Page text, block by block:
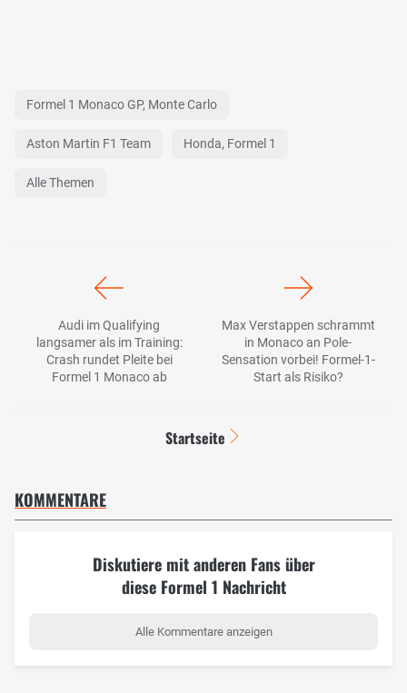
Formel 1 Monaco GP, Monte Carlo
Aston Martin F1 Team Honda, Formel 1
Alle Themen
Audi im Qualifying
langsamer als im Training:
Crash rundet Pleite bei
Formel 1 Monaco ab
Max Verstappen schrammt
in Monaco an Pole-
Sensation vorbei! Formel-1-
Start als Risiko?
Startseite
KOMMENTARE
Diskutiere mit anderen Fans über
diese Formel 1 Nachricht
Alle Kommentare anzeigen